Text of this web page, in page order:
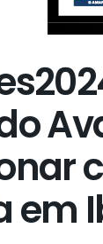
em